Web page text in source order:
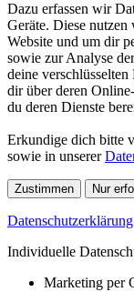
Dazu erfassen wir
Geräte. Diese
Website und um dir
sowie zur Analyse
deine
dir über deren
du deren Dienste
Erkundige dich bitte
sowie in unserer
Zustimmen Nur
Datenschutzerklärung
Individuelle
Marketing per